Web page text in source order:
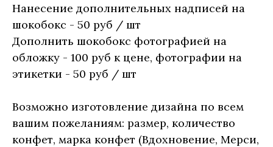
Нанесение дополнительных надписей на
шокобокс - 50 руб / шт
Дополнить шокобокс фотографией на
обложку - 100 руб к цене, фотографии на
этикетки - 50 руб / шт
Возможно изготовление дизайна по всем
вашим пожеланиям: размер, количество
конфет, марка конфет (Вдохновение, Мерси,